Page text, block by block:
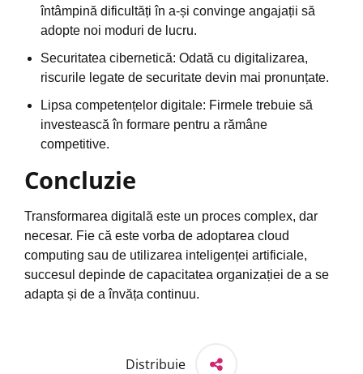
întâmpină dificultăți în a-și convinge angajații să
adopte noi moduri de lucru.
Securitatea cibernetică: Odată cu digitalizarea,
riscurile legate de securitate devin mai pronunțate.
Lipsa competențelor digitale: Firmele trebuie să
investească în formare pentru a rămâne
competitive.
Concluzie
Transformarea digitală este un proces complex, dar
necesar. Fie că este vorba de adoptarea cloud
computing sau de utilizarea inteligenței artificiale,
succesul depinde de capacitatea organizației de a se
adapta și de a învăța continuu.
Distribuie